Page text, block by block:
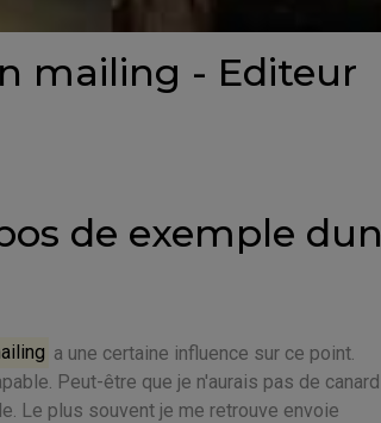
mailing - Editeur
de exemple dun
a une certaine influence sur ce point.
Peut-être que je n'aurais pas de canard
Le plus souvent je me retrouve envoie